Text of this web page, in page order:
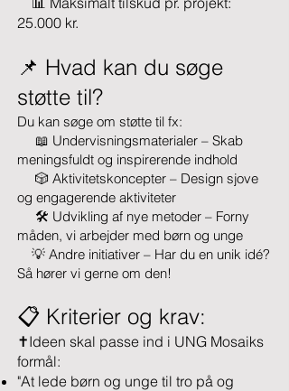
25.000 kr.
📌 Hvad kan du søge
støtte til?
Du kan søge om støtte til fx:
📖 Undervisningsmaterialer – Skab
meningsfuldt og inspirerende indhold
🎲 Aktivitetskoncepter – Design sjove
og engagerende aktiviteter
🛠️ Udvikling af nye metoder – Forny
måden, vi arbejder med børn og unge
💡 Andre initiativer – Har du en unik idé?
Så hører vi gerne om den!
📋 Kriterier og krav:
✝️Ideen skal passe ind i UNG Mosaiks
formål:
"At lede børn og unge til tro på og